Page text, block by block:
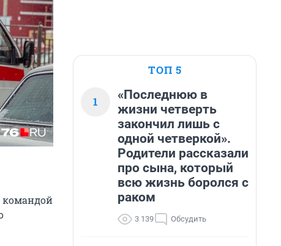
командой
ТОП 5
1
«Последнюю в
жизни четверть
закончил лишь с
одной четверкой».
Родители рассказали
про сына, который
всю жизнь боролся с
раком
3 139 Обсудить